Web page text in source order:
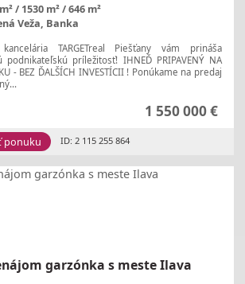
1530 m²
646 m²
Veža, Banka
TARGETreal Piešťany vám prináša
podnikateľskú príležitosť! IHNEĎ PRIPAVENÝ NA
- BEZ ĎALŠÍCH INVESTÍCII ! Ponúkame na predaj
1 550 000 €
ponuku ID: 2 115 255 864
garzónka s meste Ilava